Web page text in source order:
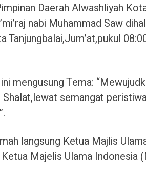
Daerah Alwashliyah
nabi Muhammad Saw
Tanjungbalai,Jum’at,pukul
mengusung Tema:
semangat peristiwa
langsung Ketua Majlis
Majelis Ulama Indonesia